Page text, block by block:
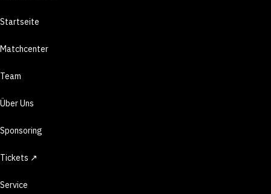
Startseite
Matchcenter
Team
Über Uns
Sponsoring
Tickets ↗
Service